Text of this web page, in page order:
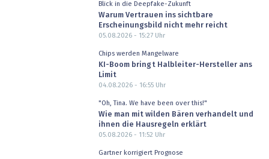
Blick in die Deepfake-Zukunft
Warum Vertrauen ins sichtbare
Erscheinungsbild nicht mehr reicht
05.08.2026 - 15:27Uhr
Chips werden Mangelware
KI-Boom bringt Halbleiter-Hersteller ans
Limit
04.08.2026 - 16:55Uhr
"Oh, Tina. We have been over this!"
Wie man mit wilden Bären verhandelt und
ihnen die Hausregeln erklärt
05.08.2026 - 11:52 Uhr
Gartner korrigiert Prognose